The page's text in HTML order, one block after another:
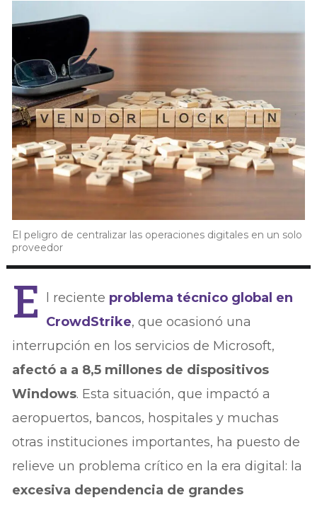
El peligro de centralizar las operaciones digitales en un solo
proveedor
E l reciente problema técnico global en
CrowdStrike, que ocasionó una
interrupción en los servicios de Microsoft,
afectó a a 8,5 millones de dispositivos
Windows. Esta situación, que impactó a
aeropuertos, bancos, hospitales y muchas
otras instituciones importantes, ha puesto de
relieve un problema crítico en la era digital: la
excesiva dependencia de grandes